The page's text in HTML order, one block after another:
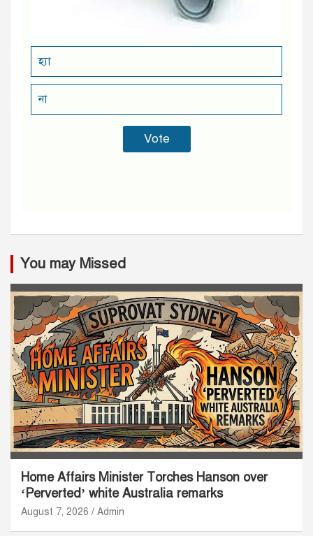
হ্যা
না
You may Missed
Home Affairs Minister Torches Hanson over
‘Perverted’ white Australia remarks
August 7, 2026 Admin